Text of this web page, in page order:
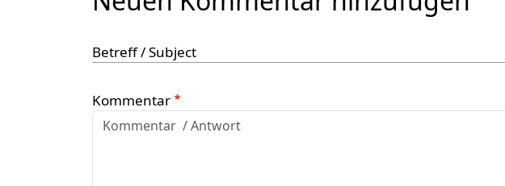
Betreff / Subject
Kommentar